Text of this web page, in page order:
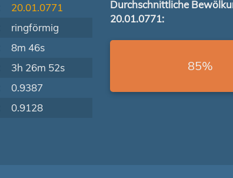
20.01.0771
ringförmig
8m 46s
3h 26m 52s
0.9387
0.9128
Durchschnittliche
20.01.0771:
85%